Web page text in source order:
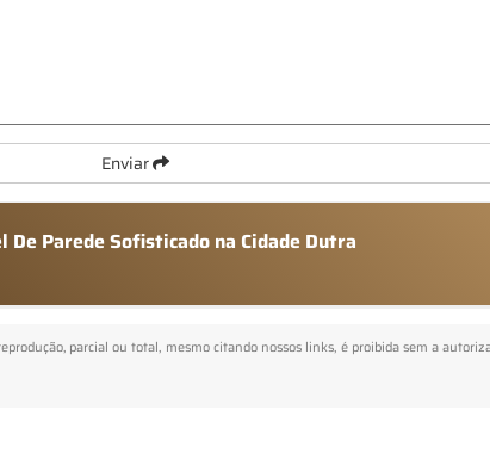
Enviar
De Parede Sofisticado na Cidade Dutra
parcial ou total, mesmo citando nossos links, é proibida sem a